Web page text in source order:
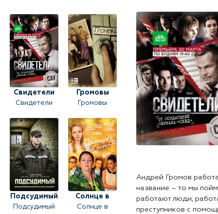
Андрей Громов
название – то мы
работают люди,
преступников с
Свидетели
(2017)
Свидетели
Громовы
Громовы
Подсудимый
(2019)
Подсудимый
Солнце в
подарок
Солнце в